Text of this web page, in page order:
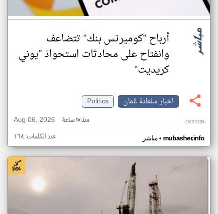
أرباح "كوميرتس بنك" تتضاعف
وانفتاح على محادثات استحواذ "يوني
كريديت"
اخبار سلطنة عُمان
Politics
Aug 06, 2026
منذ ١٧ ساعة DZ31CN
مباشر• mubasher.info عدد الكلمات: ١٦٨